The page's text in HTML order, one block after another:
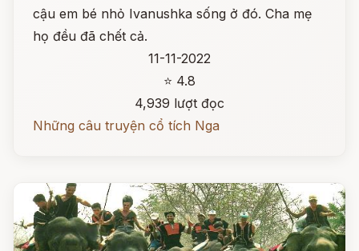
cậu em bé nhỏ Ivanushka sống ở đó. Cha mẹ
họ đều đã chết cả.
11-11-2022
⭐ 4.8
4,939 lượt đọc
Những câu truyện cổ tích Nga